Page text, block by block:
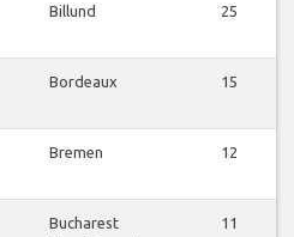
Billund 25
Bordeaux 15
Bremen 12
Bucharest
11